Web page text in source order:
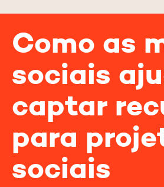
Como as
sociais
captar
para
sociais